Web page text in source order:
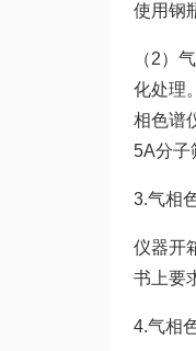
使用钢
（2）
化处理
相色谱
5A分子
3.气相
仪器开
书上要
4.气相